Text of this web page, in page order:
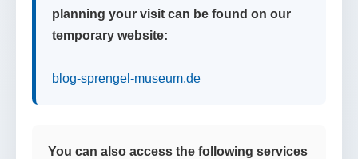
planning your visit can be found on our
temporary website:
blog-sprengel-museum.de
You can also access the following services